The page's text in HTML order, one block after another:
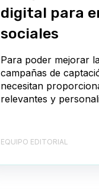
digital para
sociales
Para poder mejorar
campañas de
necesitan
relevantes y
EQUIPO EDITORIAL